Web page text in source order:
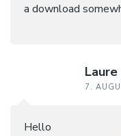
a download
Laure
7.
Hello